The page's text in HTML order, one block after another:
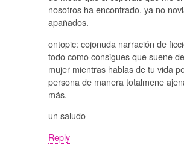
nosotros ha encontrado, ya no
apañados.
ontopic: cojonuda narración de
todo como consigues que suene
mujer mientras hablas de tu vida
persona de manera totalmene
más.
un saludo
Reply